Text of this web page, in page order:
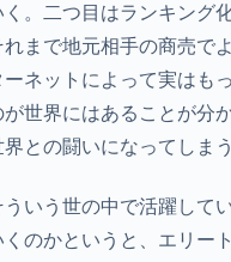
く。二つ目はランキング
れまで地元相手の商売で
ーネットによって実はも
が世界にはあることが分
との闘いになってしまう
ういう世の中で活躍して
くのかというと、エリー